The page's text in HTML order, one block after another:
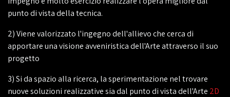
punto di vista della tecnica.
2) Viene valorizzato l'ingegno dell'allievo che cerca di
apportare una visione avveniristica dell'Arte attraverso il suo
progetto
3) Si da spazio alla ricerca, la sperimentazione nel trovare
nuove soluzioni realizzative sia dal punto di vista dell'Arte 2D